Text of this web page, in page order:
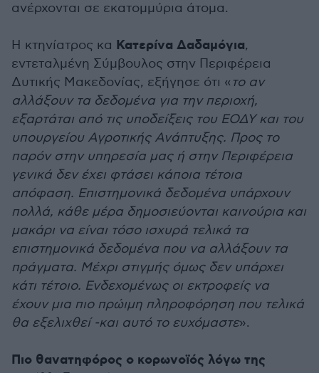
ανέρχονται σε εκατομμύρια άτομα.
Η κτηνίατρος κα Κατερίνα Δαδαμόγια,
εντεταλμένη Σύμβουλος στην Περιφέρεια
Δυτικής Μακεδονίας, εξήγησε ότι « το αν
αλλάξουν τα δεδομένα για την περιοχή,
εξαρτάται από τις υποδείξεις του ΕΟΔΥ και του
υπουργείου Αγροτικής Ανάπτυξης. Προς το
παρόν στην υπηρεσία μας ή στην Περιφέρεια
γενικά δεν έχει φτάσει κάποια τέτοια
απόφαση. Επιστημονικά δεδομένα υπάρχουν
πολλά, κάθε μέρα δημοσιεύονται καινούρια και
μακάρι να είναι τόσο ισχυρά τελικά τα
επιστημονικά δεδομένα που να αλλάξουν τα
πράγματα. Μέχρι στιγμής όμως δεν υπάρχει
κάτι τέτοιο. Ενδεχομένως οι εκτροφείς να
έχουν μια πιο πρώιμη πληροφόρηση που τελικά
θα εξελιχθεί -και αυτό το ευχόμαστε».
Πιο θανατηφόρος ο κορωνοϊός λόγω της